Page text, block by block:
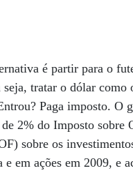
é partir para o
seja, tratar o dólar como
Paga imposto. O
2% do Imposto sobre
sobre os
e em ações em 2009, e